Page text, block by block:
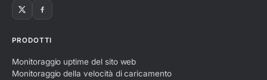
PRODOTTI
Monitoraggio uptime del sito web
Monitoraggio della velocità di caricamento